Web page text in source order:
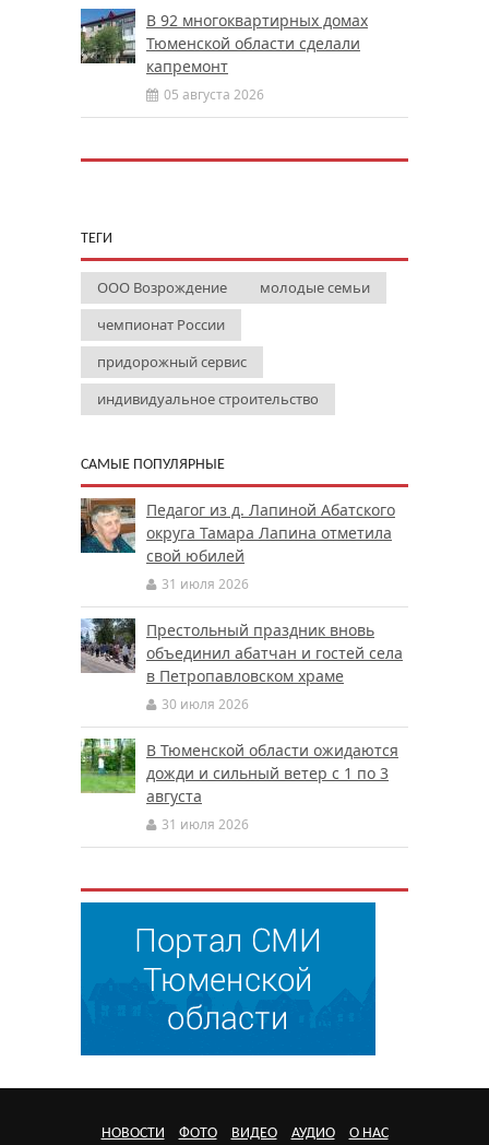
В 92 многоквартирных домах
Тюменской области сделали
капремонт
05 августа 2026
ТЕГИ
ООО Возрождение
молодые семьи
чемпионат России
придорожный сервис
индивидуальное строительство
САМЫЕ ПОПУЛЯРНЫЕ
Педагог из д. Лапиной Абатского
округа Тамара Лапина отметила
свой юбилей
31 июля 2026
Престольный праздник вновь
объединил абатчан и гостей села
в Петропавловском храме
30 июля 2026
В Тюменской области ожидаются
дожди и сильный ветер с 1 по 3
августа
31 июля 2026
НОВОСТИ ФОТО ВИДЕО АУДИО О НАС